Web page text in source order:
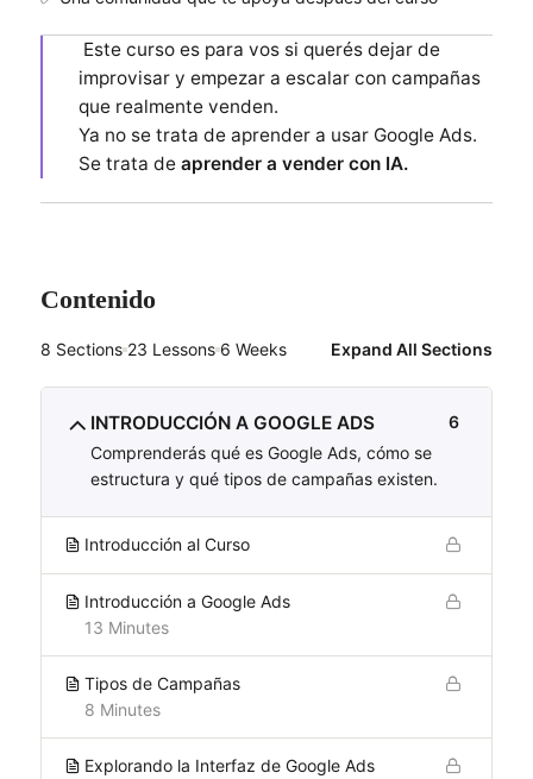
Este curso es para vos si querés dejar de
improvisar y empezar a escalar con campañas
que realmente venden.
Ya no se trata de aprender a usar Google Ads.
Se trata de aprender a vender con IA.
Contenido
8 Sections 23 Lessons 6 Weeks Expand All Sections
INTRODUCCIÓN A GOOGLE ADS
Comprenderás qué es Google Ads, cómo se
estructura y qué tipos de campañas existen.
6
Introducción al Curso
Introducción a Google Ads
13 Minutes
Tipos de Campañas
8 Minutes
Explorando la Interfaz de Google Ads